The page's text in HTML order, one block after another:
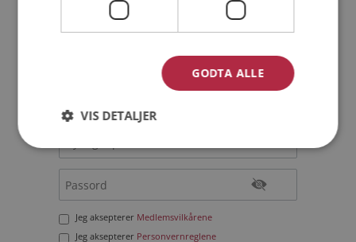
Kvinne
Jeg aksepterer Medlemsvilkårene
Jeg aksepterer Personvernreglene
GODTA ALLE
VIS DETALJER